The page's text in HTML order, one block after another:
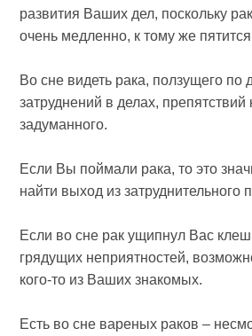
развития Ваших дел, поскольку
очень медленно, к тому же
Во сне видеть рака, ползущего по
затруднений в делах,
задуманного.
Если Вы поймали рака, то это
найти выход из затруднительного
Если во сне рак ущипнул Вас
грядущих неприятностей,
кого-то из Ваших знакомых.
Есть во сне вареных раков –